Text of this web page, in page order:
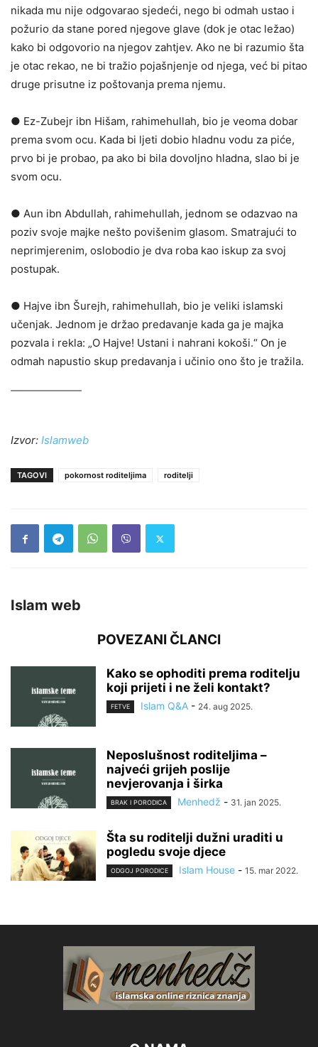
nikada mu nije odgovarao sjedeći, nego bi odmah ustao i
požurio da stane pored njegove glave (dok je otac ležao)
kako bi odgovorio na njegov zahtjev. Ako ne bi razumio šta
je otac rekao, ne bi tražio pojašnjenje od njega, već bi pitao
druge prisutne iz poštovanja prema njemu.
● Ez-Zubejr ibn Hišam, rahimehullah, bio je veoma dobar
prema svom ocu. Kada bi ljeti dobio hladnu vodu za piće,
prvo bi je probao, pa ako bi bila dovoljno hladna, slao bi je
svom ocu.
● Aun ibn Abdullah, rahimehullah, jednom se odazvao na
poziv svoje majke nešto povišenim glasom. Smatrajući to
neprimjerenim, oslobodio je dva roba kao iskup za svoj
postupak.
● Hajve ibn Šurejh, rahimehullah, bio je veliki islamski
učenjak. Jednom je držao predavanje kada ga je majka
pozvala i rekla: „O Hajve! Ustani i nahrani kokoši.“ On je
odmah napustio skup predavanja i učinio ono što je tražila.
Izvor: Islamweb
TAGOVI pokornost roditeljima roditelji
Islam web
POVEZANI ČLANCI
Kako se ophoditi prema roditelju
koji prijeti i ne želi kontakt?
FETVE Islam Q&A - 24. aug 2025.
Neposlušnost roditeljima –
najveći grijeh poslije
nevjerovanja i širka
BRAK I PORODICA Menhedž - 31. jan 2025.
Šta su roditelji dužni uraditi u
pogledu svoje djece
ODGOJ PORODICE Islam House - 15. mar 2022.